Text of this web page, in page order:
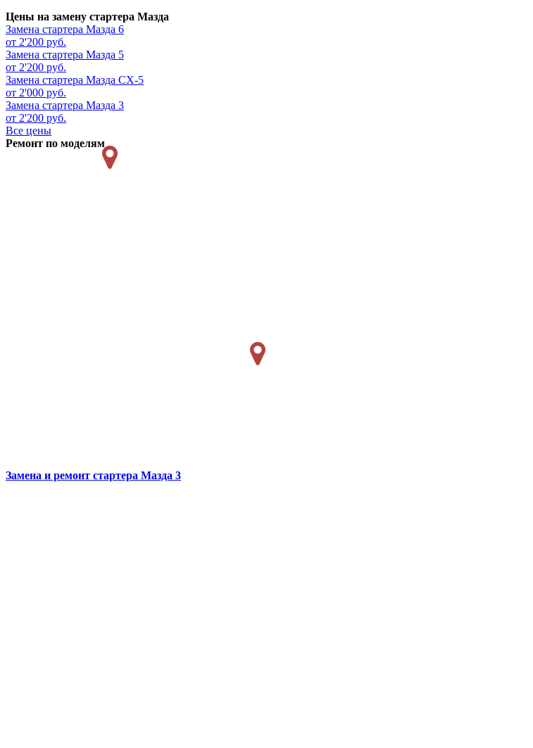
Цены на замену стартера Мазда
Замена стартера Мазда 6
от 2'200 руб.
Замена стартера Мазда 5
от 2'200 руб.
Замена стартера Мазда СХ-5
от 2'000 руб.
Замена стартера Мазда 3
от 2'200 руб.
Все цены
Ремонт по моделям
Замена и ремонт стартера Мазда 3